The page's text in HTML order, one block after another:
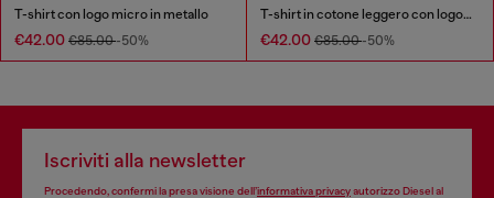
T-shirt con logo micro in metallo
€42.00 €85.00-50%
T-shirt in cotone leggero con logo Oval D metallizzato
€42.00 €85.00-50%
Iscriviti alla newsletter
Procedendo, confermi la presa visione dell’informativa privacyautorizzo Diesel al